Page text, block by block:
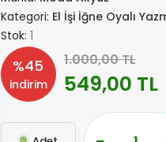
Kategori: El İşi İğne Oyalı
Stok: 1
%45
indirim
1.000,00 TL
549,00 TL